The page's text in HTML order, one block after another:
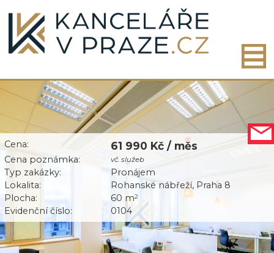
Cena: 61 990 Kč / měs
Cena poznámka: vč. služeb
Typ zakázky:
Pronájem
Lokalita:
Rohanské nábřeží, Praha 8
Plocha:
60 m2
Evidenční číslo: 0104